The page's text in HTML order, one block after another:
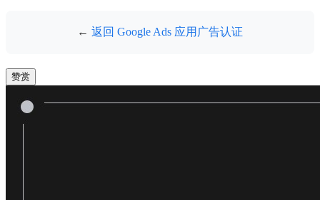
← 返回 Google Ads 应用广告认证
赞赏